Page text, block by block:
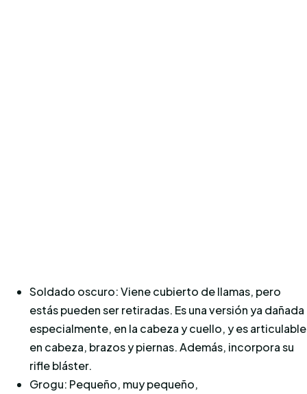
Soldado oscuro: Viene cubierto de llamas, pero
estás pueden ser retiradas. Es una versión ya dañada
especialmente, en la cabeza y cuello, y es articulable
en cabeza, brazos y piernas. Además, incorpora su
rifle bláster.
Grogu: Pequeño, muy pequeño,